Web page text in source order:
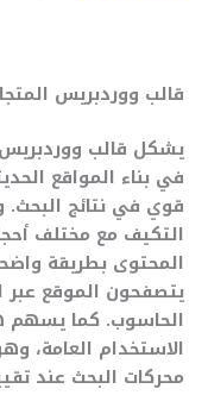
قالب ووردبريس
يشكل قالب ووردبريس
في بناء المواقع
قوي في نتائج
التكيف مع مختلف
المحتوى بطريقة
يتصفحون الموقع عبر
الحاسوب. كما يسهم
الاستخدام العامة،
محركات البحث عند